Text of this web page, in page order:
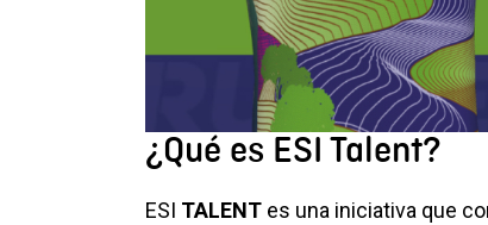
¿Qué es ESI Talent?
ESI TALENT es una iniciativa que